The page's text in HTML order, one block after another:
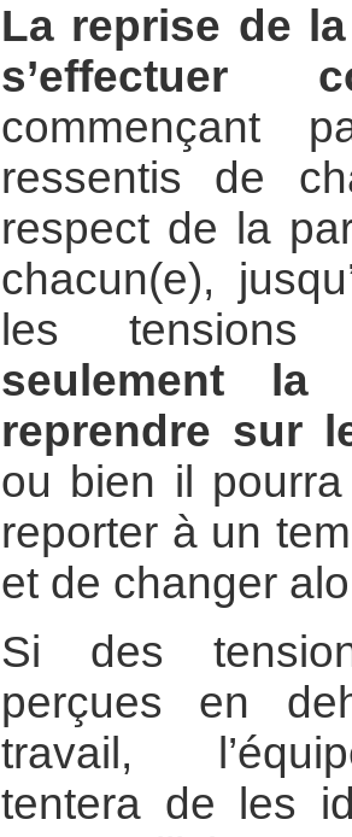
La reprise de
s’effectuer
commençant
ressentis de
respect de la
chacun(e),
les
seulement la
reprendre sur
ou bien il
reporter à un
et de changer
Si des
perçues en
travail,
tentera de les